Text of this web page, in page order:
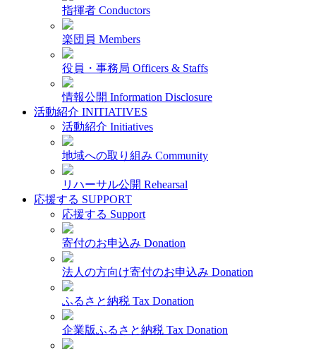
指揮者 Conductors
楽団員 Members
役員・事務局 Officers & Staffs
情報公開 Information Disclosure
活動紹介 INITIATIVES
活動紹介 Initiatives
地域への取り組み Community
リハーサル公開 Rehearsal
応援する SUPPORT
応援する Support
寄付のお申込み Donation
法人の方向け寄付のお申込み Donation
ふるさと納税 Tax Donation
企業版ふるさと納税 Tax Donation